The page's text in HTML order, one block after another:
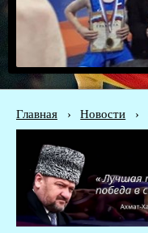
Главная › Новости ›